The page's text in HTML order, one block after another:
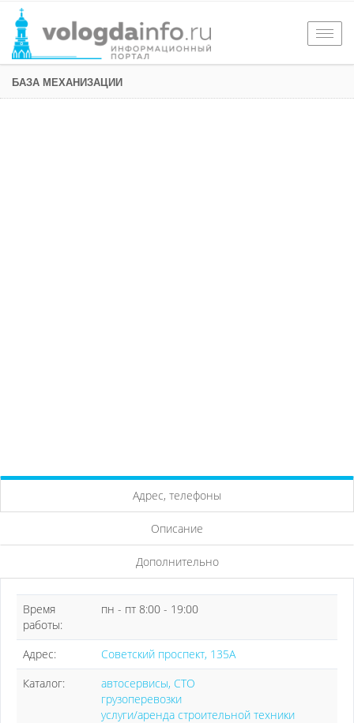
БАЗА МЕХАНИЗАЦИИ
Адрес, телефоны
Описание
Дополнительно
Время
работы:
пн - пт 8:00 - 19:00
Адрес:
Советский проспект, 135А
Каталог:
автосервисы, СТО
грузоперевозки
услуги/аренда строительной техники